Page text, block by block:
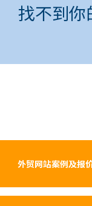
找不到你
外贸网站案例及报